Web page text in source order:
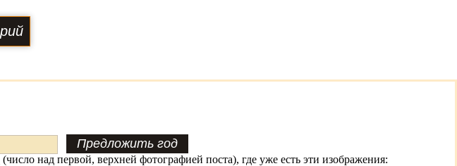
(число над первой, верхней фотографией поста), где уже есть эти изображения: